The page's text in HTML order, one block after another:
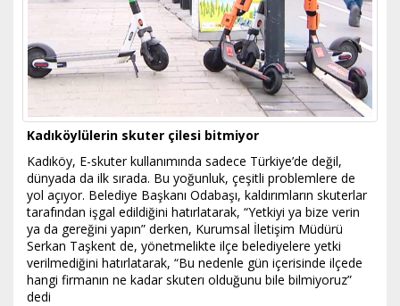
Kadıköylülerin skuter çilesi bitmiyor
Kadıköy, E-skuter kullanımında sadece Türkiye’de değil,
dünyada da ilk sırada. Bu yoğunluk, çeşitli problemlere de
yol açıyor. Belediye Başkanı Odabaşı, kaldırımların skuterlar
tarafından işgal edildiğini hatırlatarak, “Yetkiyi ya bize verin
ya da gereğini yapın” derken, Kurumsal İletişim Müdürü
Serkan Taşkent de, yönetmelikte ilçe belediyelere yetki
verilmediğini hatırlatarak, “Bu nedenle gün içerisinde ilçede
hangi firmanın ne kadar skuterı olduğunu bile bilmiyoruz”
dedi